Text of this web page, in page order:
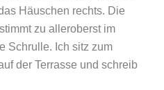
Häuschen rechts. Die
zu alleroberst im
Schrulle. Ich sitz zum
der Terrasse und schreib